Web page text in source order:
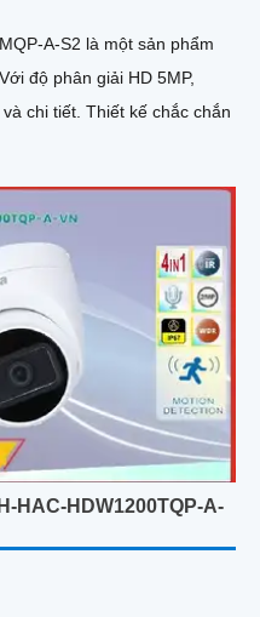
A-S2 là một sản phẩm
kế chắc chắn
HAC-HDW1200TQP-A-